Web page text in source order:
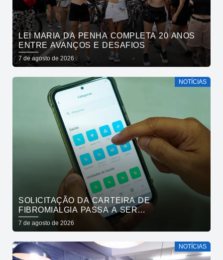
LEI MARIA DA PENHA COMPLETA 20 ANOS
ENTRE AVANÇOS E DESAFIOS
7 de agosto de 2026
NOTÍCIAS
SOLICITAÇÃO DA CARTEIRA DE
FIBROMIALGIA PASSA A SER
EXCLUSIVAMENTE PELO APLICATIVO JOÃO
PESSOA NA PALMA DA MÃO
7 de agosto de 2026
NOTÍCIAS